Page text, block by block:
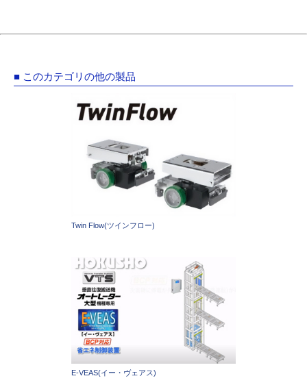
■ このカテゴリの他の製品
Twin Flow(ツインフロー)
E-VEAS(イー・ヴェアス)